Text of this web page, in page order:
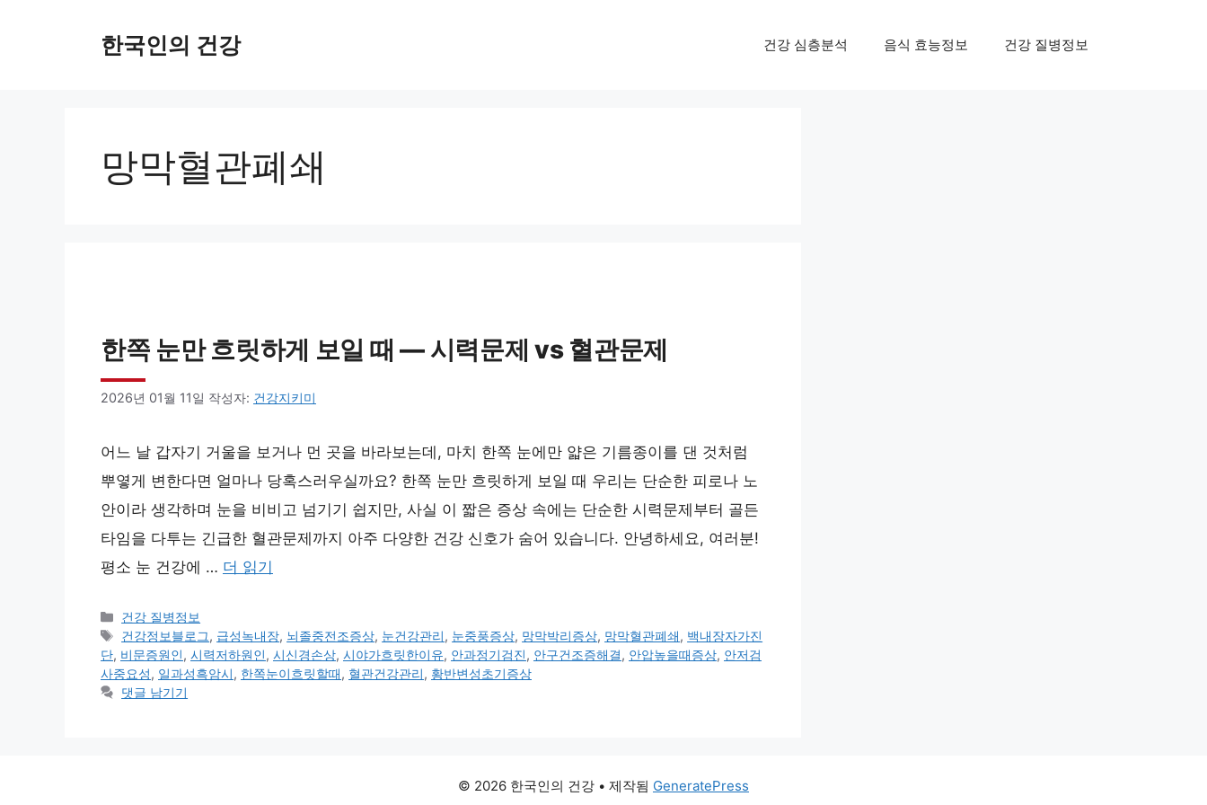
한국인의 건강 건강 심층분석 음식 효능정보 건강 질병정보
망막혈관폐쇄
한쪽 눈만 흐릿하게 보일 때 — 시력문제 vs 혈관문제
2026년 01월 11일 작성자: 건강지키미
어느 날 갑자기 거울을 보거나 먼 곳을 바라보는데, 마치 한쪽 눈에만 얇은 기름종이를 댄 것처럼
뿌옇게 변한다면 얼마나 당혹스러우실까요? 한쪽 눈만 흐릿하게 보일 때 우리는 단순한 피로나 노
안이라 생각하며 눈을 비비고 넘기기 쉽지만, 사실 이 짧은 증상 속에는 단순한 시력문제부터 골든
타임을 다투는 긴급한 혈관문제까지 아주 다양한 건강 신호가 숨어 있습니다. 안녕하세요, 여러분!
평소 눈 건강에 … 더 읽기
카
테
고
리
건강 질병정보
태
그
건강정보블로그, 급성녹내장, 뇌졸중전조증상, 눈건강관리, 눈중풍증상, 망막박리증상, 망막혈관폐쇄, 백내장자가진
단, 비문증원인, 시력저하원인, 시신경손상, 시야가흐릿한이유, 안과정기검진, 안구건조증해결, 안압높을때증상, 안저검
사중요성, 일과성흑암시, 한쪽눈이흐릿할때, 혈관건강관리, 황반변성초기증상
댓글 남기기
© 2026 한국인의 건강 • 제작됨 GeneratePress